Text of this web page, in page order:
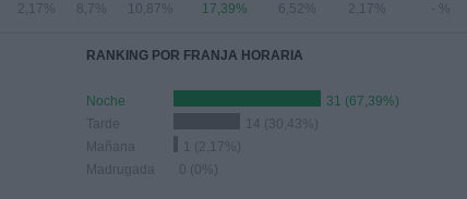
2,17% 8,7% 10,87% 17,39% 6,52% 2,17% - %
RANKING POR FRANJA HORARIA
Noche
31 (67,39%)
Tarde
14 (30,43%)
Mañana
1 (2,17%)
Madrugada
0 (0%)